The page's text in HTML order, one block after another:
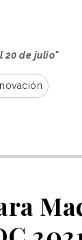
20 de julio"